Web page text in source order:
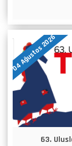
04 Ağustos 2026
63.